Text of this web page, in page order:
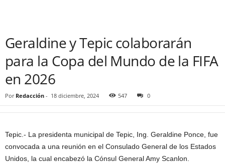
Geraldine y Tepic colaborarán
para la Copa del Mundo de la FIFA
en 2026
Por Redacción - 18 diciembre, 2024 547 0
Tepic.- La presidenta municipal de Tepic, Ing. Geraldine Ponce, fue
convocada a una reunión en el Consulado General de los Estados
Unidos, la cual encabezó la Cónsul General Amy Scanlon.